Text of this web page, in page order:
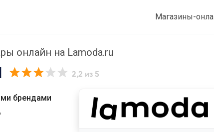
Магазины-
онлайн на Lamoda.ru
2,2 из 5
брендами